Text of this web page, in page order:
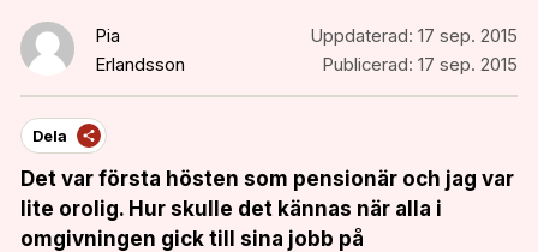
Pia
Erlandsson
Uppdaterad: 17 sep. 2015
Publicerad: 17 sep. 2015
Dela
Det var första hösten som pensionär och jag var
lite orolig. Hur skulle det kännas när alla i
omgivningen gick till sina jobb på